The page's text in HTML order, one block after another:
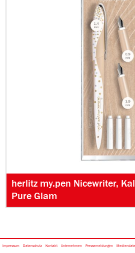
herlitz my.pen Nicewriter,
Pure Glam
Impressum Datenschutz Kontakt Unternehmen Pressemeldungen